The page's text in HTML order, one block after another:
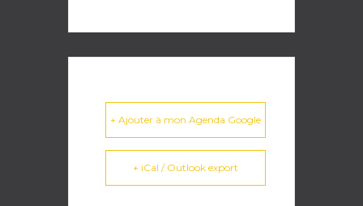
+ Ajouter à mon Agenda Google
+ iCal / Outlook export